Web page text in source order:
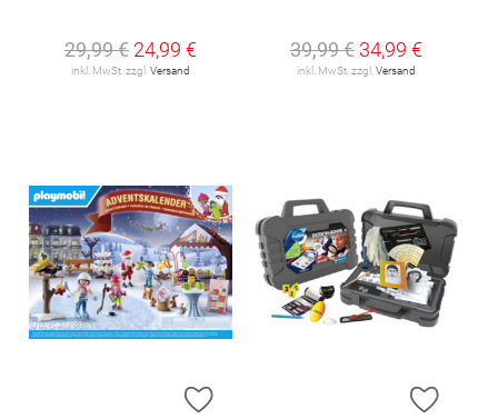
29,99 € 24,99 €
inkl. MwSt. zzgl.Versand
39,99 € 34,99 €
inkl. MwSt. zzgl.Versand
ZUR WUNSCHLISTE HINZUFÜGEN
ZUR